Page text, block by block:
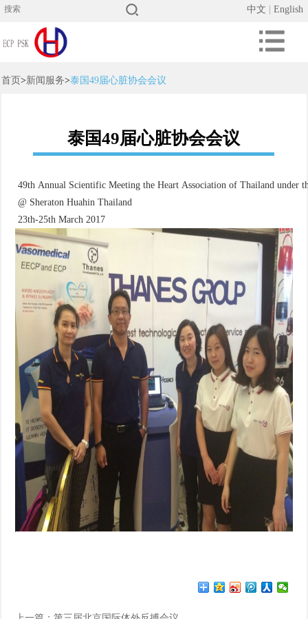
中文 English
首页>新闻服务>泰国49届心脏协会会议
泰国49届心脏协会会议
49th Annual Scientific Meeting the Heart Association of Thailand under
@ Sheraton Huahin Thailand
23th-25th March 2017